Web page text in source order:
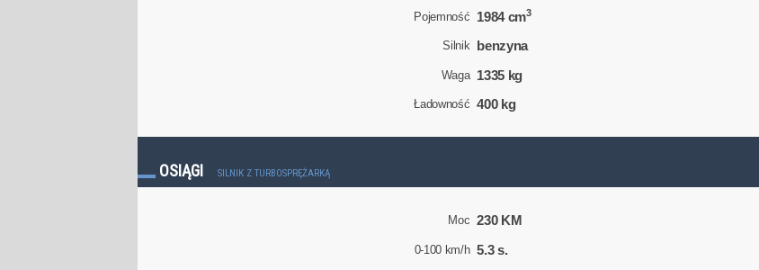
Pojemność 1984 cm3
Silnik benzyna
Waga 1335 kg
Ładowność 400 kg
OSIĄGI SILNIK Z TURBOSPRĘŻARKĄ
Moc 230 KM
0-100 km/h 5.3 s.